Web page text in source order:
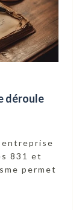
déroule
831 et
permet